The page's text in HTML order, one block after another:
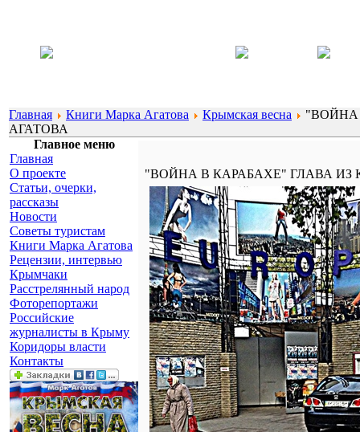
Главная Книги Марка Агатова Крымская весна
"ВОЙНА
АГАТОВА
Главное меню
Главная
О проекте
Статьи, очерки,
рассказы
Новости
Советы туристам
Книги Марка Агатова
Рецензии, интервью
Крымчаки
Расстрелянный народ
Фоторепортажи
Российские
журналисты в Крыму
Коридоры власти
Контакты
"ВОЙНА В КАРАБАХЕ" ГЛАВА